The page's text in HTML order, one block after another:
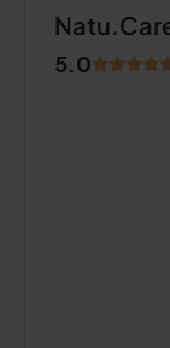
5.0